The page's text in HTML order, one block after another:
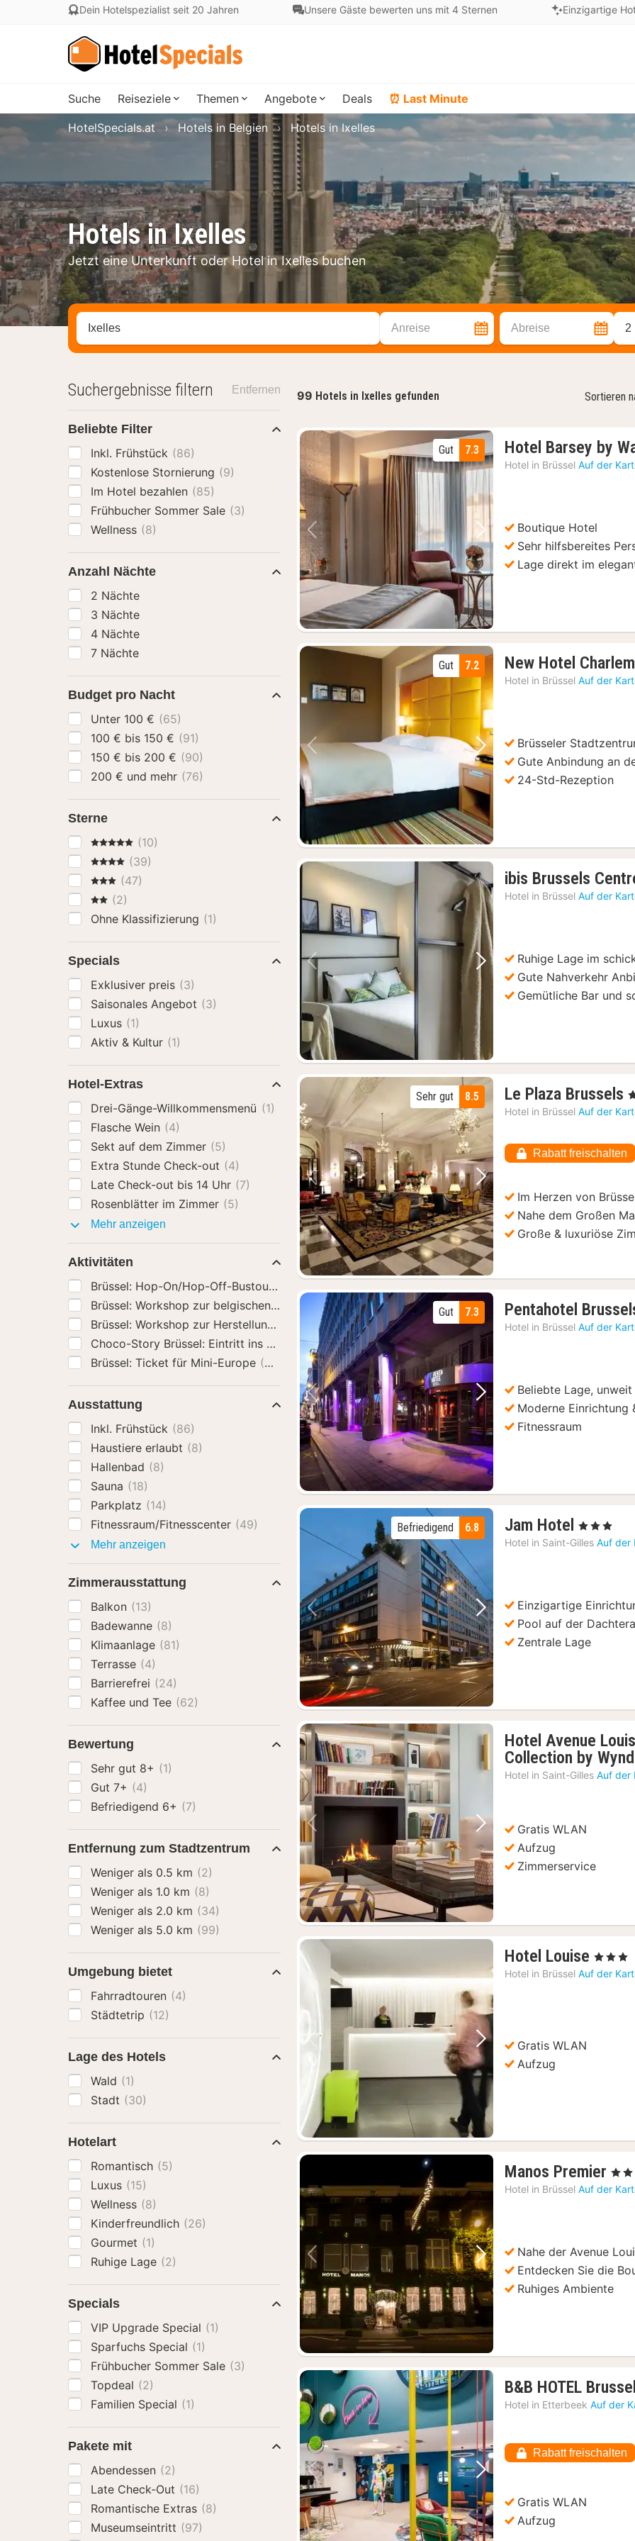
Dein Hotelspezialist seit 20 Jahren Unsere Gäste bewerten uns mit 4 Sternen Einzigartige
Suche Reiseziele Themen Angebote Deals ⏰ Last Minute
Hotels in Ixelles
Jetzt eine Unterkunft oder Hotel in Ixelles buchen
HotelSpecials.at Hotels in Belgien Hotels in Ixelles
Stadt, Region oder Hotel suchen Anreise Abreise 2
99 Hotels in Ixelles gefunden Sortieren
Vorheriges Bild Nächstes Bild
7.3
Gut Hotel Barsey by
Hotel in Brüssel Auf der
Boutique Hotel
Sehr hilfsbereites
Lage direkt im
Vorheriges Bild Nächstes Bild
7.2
Gut New Hotel
Hotel in Brüssel Auf der
Brüsseler
Gute Anbindung an
24-Std-Rezeption
Vorheriges Bild Nächstes Bild
ibis Brussels
Hotel in Brüssel Auf der
Ruhige Lage im
Gute Nahverkehr
Gemütliche Bar und
Vorheriges Bild Nächstes Bild
8.5
Sehr gut Le Plaza Brussels
€
,
Hotel in Brüssel Auf der
Rabatt freischalten
Im Herzen von
Nahe dem Großen
Große & luxuriöse
Vorheriges Bild Nächstes Bild
7.3
Gut Pentahotel
Hotel in Brüssel Auf der
Beliebte Lage,
Moderne Einrichtung
Fitnessraum
Vorheriges Bild Nächstes Bild
6.8
Befriedigend Jam Hotel 1
Nacht
, 3 Sterne
Hotel in Saint-Gilles Auf der
Einzigartige
Pool auf der
Zentrale Lage
Vorheriges Bild Nächstes Bild
Hotel Avenue
Collection by
Hotel in Saint-Gilles Auf der
Gratis WLAN
Aufzug
Zimmerservice
Vorheriges Bild Nächstes Bild
Hotel Louise 1
Nacht
, 3 Sterne
Hotel in Brüssel Auf der
Gratis WLAN
Aufzug
Vorheriges Bild Nächstes Bild
Manos Premier 1
, 5
Hotel in Brüssel Auf der
Nahe der Avenue
Entdecken Sie die
Ruhiges Ambiente
Vorheriges Bild Nächstes Bild
B&B HOTEL
Hotel in Etterbeek Auf der
Rabatt freischalten
Gratis WLAN
Aufzug
Suchergebnisse filtern Entfernen
Beliebte Filter
Inkl. Frühstück (86)
Kostenlose Stornierung (9)
Im Hotel bezahlen (85)
Frühbucher Sommer Sale (3)
Wellness (8)
Anzahl Nächte
2 Nächte
3 Nächte
4 Nächte
7 Nächte
Budget pro Nacht
Unter 100 € (65)
100 € bis 150 € (91)
150 € bis 200 € (90)
200 € und mehr (76)
Sterne
5 Sterne (10)
4 Sterne(39)
3 Sterne
(47)
2 Sterne
(2)
Ohne Klassifizierung (1)
Specials
Exklusiver preis (3)
Saisonales Angebot (3)
Luxus (1)
Aktiv & Kultur (1)
Hotel-Extras
Drei-Gänge-Willkommensmenü (1)
Flasche Wein (4)
Sekt auf dem Zimmer (5)
Extra Stunde Check-out (4)
Late Check-out bis 14 Uhr (7)
Rosenblätter im Zimmer (5)
Mehr anzeigen
Aktivitäten
Brüssel: Hop-On/Hop-Off-Bustour
Brüssel: Workshop zur belgischen Schokoladenherstellung mit Verkostung
(97)
Brüssel: Workshop zur Herstellung belgischer Waffeln mit Bierverkostung (97)
Choco-Story Brüssel: Eintritt ins Schokoladenmuseum mit Verkostung(97)
Brüssel: Ticket für Mini-Europe (93)
Ausstattung
Inkl. Frühstück (86)
Haustiere erlaubt (8)
Hallenbad (8)
Sauna (18)
Parkplatz (14)
Fitnessraum/Fitnesscenter (49)
Mehr anzeigen
Zimmerausstattung
Balkon (13)
Badewanne (8)
Klimaanlage (81)
Terrasse (4)
Barrierefrei (24)
Kaffee und Tee (62)
Bewertung
Sehr gut 8+ (1)
Gut 7+ (4)
Befriedigend 6+ (7)
Entfernung zum Stadtzentrum
Weniger als 0.5 km (2)
Weniger als 1.0 km (8)
Weniger als 2.0 km (34)
Weniger als 5.0 km (99)
Umgebung bietet
Fahrradtouren (4)
Städtetrip (12)
Lage des Hotels
Wald (1)
Stadt (30)
Hotelart
Romantisch (5)
Luxus (15)
Wellness (8)
Kinderfreundlich (26)
Gourmet (1)
Ruhige Lage (2)
Specials
VIP Upgrade Special (1)
Sparfuchs Special (1)
Frühbucher Sommer Sale (3)
Topdeal (2)
Familien Special (1)
Pakete mit
Abendessen (2)
Late Check-Out (16)
Romantische Extras (8)
Museumseintritt (97)